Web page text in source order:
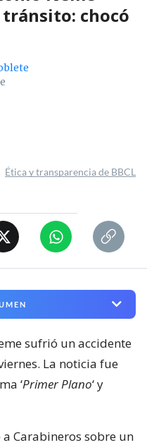
chocó
Ética y transparencia de BBCL
sufrió un accidente
La noticia fue
‘Primer Plano‘ y
Carabineros sobre un